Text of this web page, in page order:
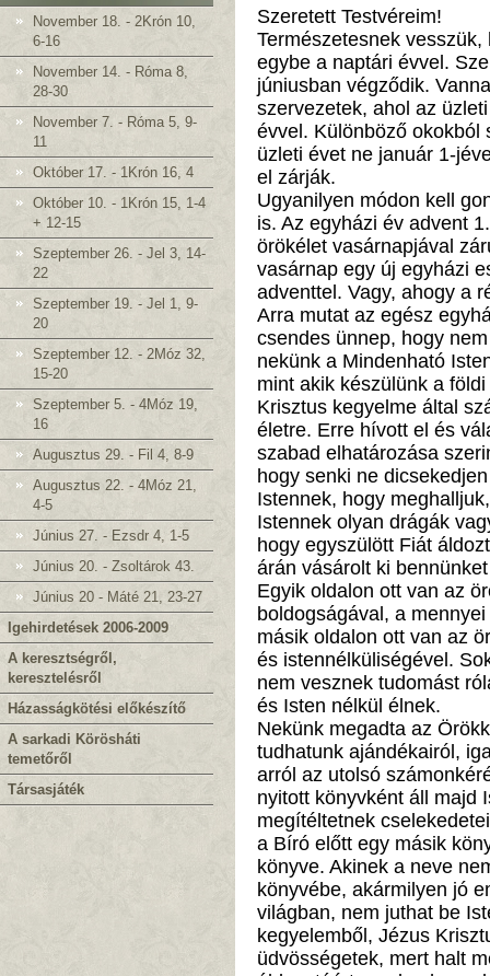
November 18. - 2Krón 10,
6-16
November 14. - Róma 8,
28-30
November 7. - Róma 5, 9-
11
Október 17. - 1Krón 16, 4
Október 10. - 1Krón 15, 1-4
+ 12-15
Szeptember 26. - Jel 3, 14-
22
Szeptember 19. - Jel 1, 9-
20
Szeptember 12. - 2Móz 32,
15-20
Szeptember 5. - 4Móz 19,
16
Augusztus 29. - Fil 4, 8-9
Augusztus 22. - 4Móz 21,
4-5
Június 27. - Ezsdr 4, 1-5
Június 20. - Zsoltárok 43.
Június 20 - Máté 21, 23-27
Igehirdetések 2006-2009
A keresztségről,
keresztelésről
Házasságkötési előkészítő
A sarkadi Körösháti
temetőről
Társasjáték
Szeretett Testvéreim!
Természetesnek
egybe a naptári évvel.
júniusban végződik.
szervezetek, ahol az
évvel. Különböző okokból
üzleti évet ne január 1-
el zárják.
Ugyanilyen módon kell
is. Az egyházi év advent
örökélet vasárnapjával
vasárnap egy új egyházi
adventtel. Vagy, ahogy a
Arra mutat az egész
csendes ünnep, hogy
nekünk a Mindenható
mint akik készülünk a
Krisztus kegyelme által
életre. Erre hívott el és
szabad elhatározása
hogy senki ne
Istennek, hogy
Istennek olyan drágák
hogy egyszülött Fiát
árán vásárolt ki
Egyik oldalon ott van az
boldogságával, a
másik oldalon ott van az
és istennélküliségével.
nem vesznek tudomást
és Isten nélkül élnek.
Nekünk megadta az
tudhatunk ajándékairól,
arról az utolsó
nyitott könyvként áll majd
megítéltetnek
a Bíró előtt egy másik
könyve. Akinek a neve
könyvébe, akármilyen jó
világban, nem juthat be
kegyelemből, Jézus
üdvösségetek, mert halt